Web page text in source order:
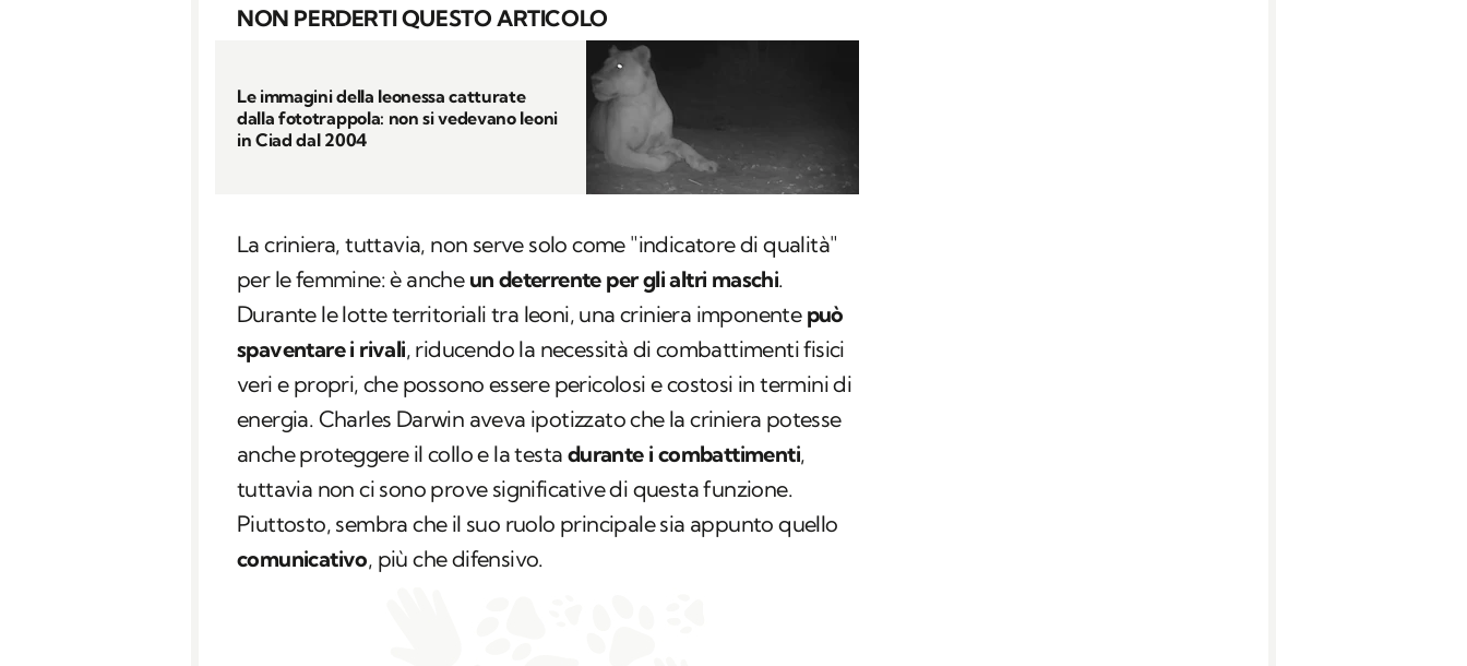
NON PERDERTI QUESTO ARTICOLO
Le immagini della leonessa catturate
dalla fototrappola: non si vedevano leoni
in Ciad dal 2004
La criniera, tuttavia, non serve solo come "indicatore di qualità"
per le femmine: è anche un deterrente per gli altri maschi.
Durante le lotte territoriali tra leoni, una criniera imponente può
spaventare i rivali, riducendo la necessità di combattimenti fisici
veri e propri, che possono essere pericolosi e costosi in termini di
energia. Charles Darwin aveva ipotizzato che la criniera potesse
anche proteggere il collo e la testa durante i combattimenti,
tuttavia non ci sono prove significative di questa funzione.
Piuttosto, sembra che il suo ruolo principale sia appunto quello
comunicativo, più che difensivo.